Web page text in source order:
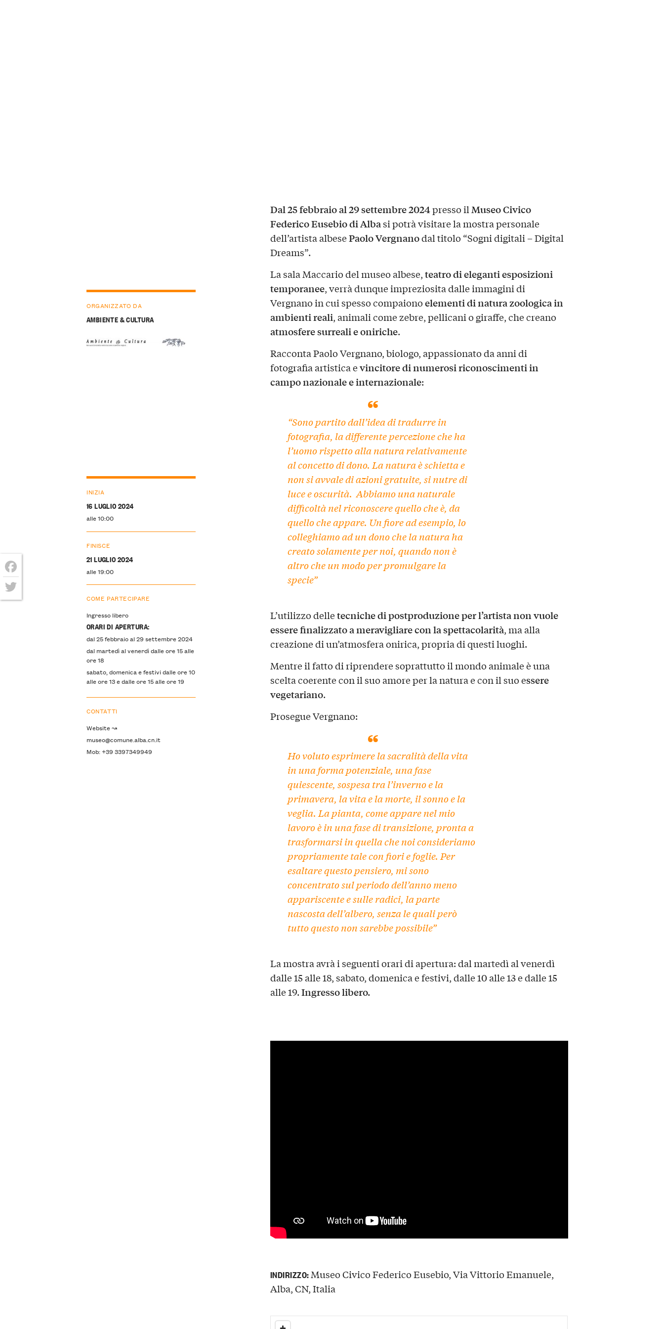
Dal 25 febbraio al 29 settembre 2024presso ilMuseo Civico
Federico Eusebio di Albasi potrà visitare la mostra personale
dell’artista albesePaolo Vergnanodal titolo “Sogni digitali – Digital
Dreams”.
La sala Maccario del museo albese,teatro di eleganti esposizioni
temporanee, verrà dunque impreziosita dalle immagini di
Vergnano in cui spesso compaionoelementi di natura zoologica in
ambienti reali, animali come zebre, pellicani o giraffe, che creano
atmosfere surreali e oniriche.
RaccontaPaolo Vergnano, biologo, appassionato da anni di
fotografia artistica evincitore di numerosi riconoscimenti in
campo nazionale e internazionale:
“Sono partito dall’idea di tradurre in
fotografia, la differente percezione che ha
l’uomo rispetto alla natura relativamente
al concetto di dono. La natura è schietta e
non si avvale di azioni gratuite, si nutre di
luce e oscurità. Abbiamo una naturale
difficoltà nel riconoscere quello che è, da
quello che appare. Un fiore ad esempio, lo
colleghiamo ad un dono che la natura ha
creato solamente per noi, quando non è
altro che un modo per promulgare la
specie”
L’utilizzo delletecniche di postproduzione per l’artista non vuole
essere finalizzato a meravigliare con la spettacolarità, ma alla
creazione di un’atmosfera onirica, propria di questi luoghi.
Mentre il fatto di riprendere soprattutto il mondo animale è una
scelta coerente con il suo amore per la natura e con il suo essere
vegetariano.
Prosegue Vergnano:
Ho voluto esprimere la sacralità della vita
in una forma potenziale, una fase
quiescente, sospesa tra l’inverno e la
primavera, la vita e la morte, il sonno e la
veglia. La pianta, come appare nel mio
lavoro è in una fase di transizione, pronta a
trasformarsi in quella che noi consideriamo
propriamente tale con fiori e foglie. Per
esaltare questo pensiero, mi sono
concentrato sul periodo dell’anno meno
appariscente e sulle radici, la parte
nascosta dell’albero, senza le quali però
tutto questo non sarebbe possibile”
La mostra avrà i seguenti orari di apertura: dal martedì al venerdì
dalle 15 alle 18, sabato, domenica e festivi, dalle 10 alle 13 e dalle 15
alle 19.Ingresso libero.
ORGANIZZATO DA
AMBIENTE & CULTURA
INIZIA
16 LUGLIO 2024
alle 10:00
FINISCE
21 LUGLIO 2024
alle 19:00
COME PARTECIPARE
Ingresso libero
ORARI DI APERTURA:
dal 25 febbraio al 29 settembre 2024
dal martedì al venerdì dalle ore 15 alle
ore 18
sabato, domenica e festivi dalle ore 10
alle ore 13 e dalle ore 15 alle ore 19
CONTATTI
Website ↝
museo@comune.alba.cn.it
Mob: +39 3397349949
INDIRIZZO: Museo Civico Federico Eusebio, Via Vittorio Emanuele,
Alba, CN, Italia
Facebook
Twitter